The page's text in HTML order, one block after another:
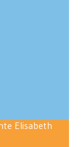
Elisabeth